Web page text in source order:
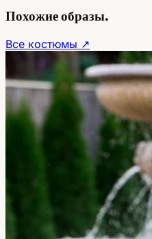
Похожие образы.
Все костюмы ↗